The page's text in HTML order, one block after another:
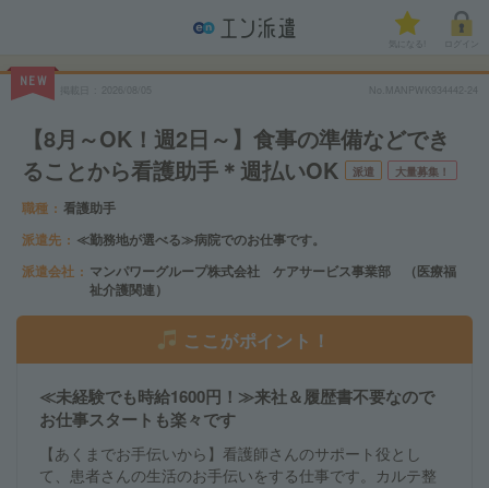
気になる!
NEW
2026/08/05 No.MANPWK934442-24
【8月～OK！週2日～】食事の準備などでき
ることから看護助手＊週払いOK
派遣 大量募集！
職種
看護助手
派遣先
≪勤務地が選べる≫病院でのお仕事です。
派遣会社
マンパワーグループ株式会社 ケアサービス事業部 （医療福
祉介護関連）
ここがポイント！
≪未経験でも時給1600円！≫来社＆履歴書不要なので
お仕事スタートも楽々です
【あくまでお手伝いから】看護師さんのサポート役とし
て、患者さんの生活のお手伝いをする仕事です。カルテ整